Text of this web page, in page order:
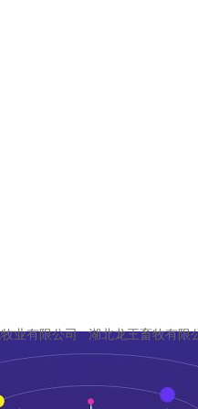
业有限公司 湖北龙王畜牧有